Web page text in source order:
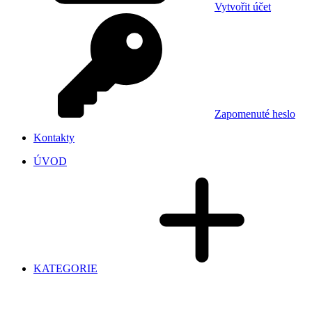
Vytvořit účet
Zapomenuté heslo
Kontakty
ÚVOD
KATEGORIE